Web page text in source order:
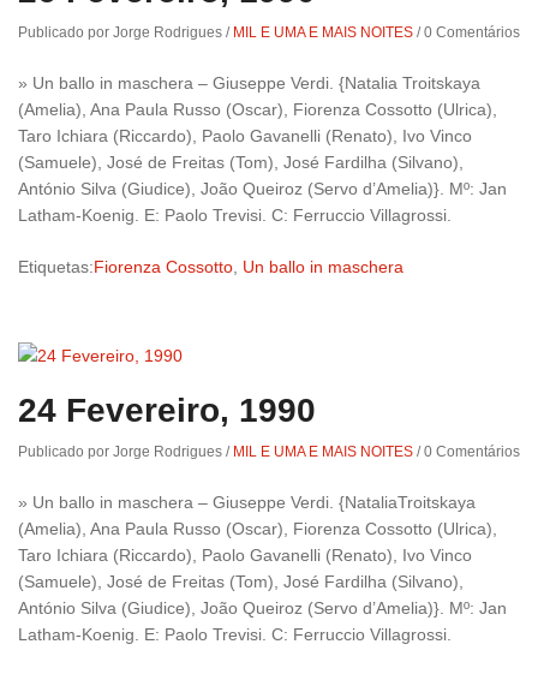
Publicado por Jorge Rodrigues / MIL E UMA E MAIS NOITES /0 Comentários
» Un ballo in maschera – Giuseppe Verdi. {Natalia Troitskaya
(Amelia), Ana Paula Russo (Oscar), Fiorenza Cossotto (Ulrica),
Taro Ichiara (Riccardo), Paolo Gavanelli (Renato), Ivo Vinco
(Samuele), José de Freitas (Tom), José Fardilha (Silvano),
António Silva (Giudice), João Queiroz (Servo d’Amelia)}. Mº: Jan
Latham-Koenig. E: Paolo Trevisi. C: Ferruccio Villagrossi.
Etiquetas:Fiorenza Cossotto, Un ballo in maschera
24 Fevereiro, 1990
Publicado por Jorge Rodrigues / MIL E UMA E MAIS NOITES /0 Comentários
» Un ballo in maschera – Giuseppe Verdi. {NataliaTroitskaya
(Amelia), Ana Paula Russo (Oscar), Fiorenza Cossotto (Ulrica),
Taro Ichiara (Riccardo), Paolo Gavanelli (Renato), Ivo Vinco
(Samuele), José de Freitas (Tom), José Fardilha (Silvano),
António Silva (Giudice), João Queiroz (Servo d’Amelia)}. Mº: Jan
Latham-Koenig. E: Paolo Trevisi. C: Ferruccio Villagrossi.